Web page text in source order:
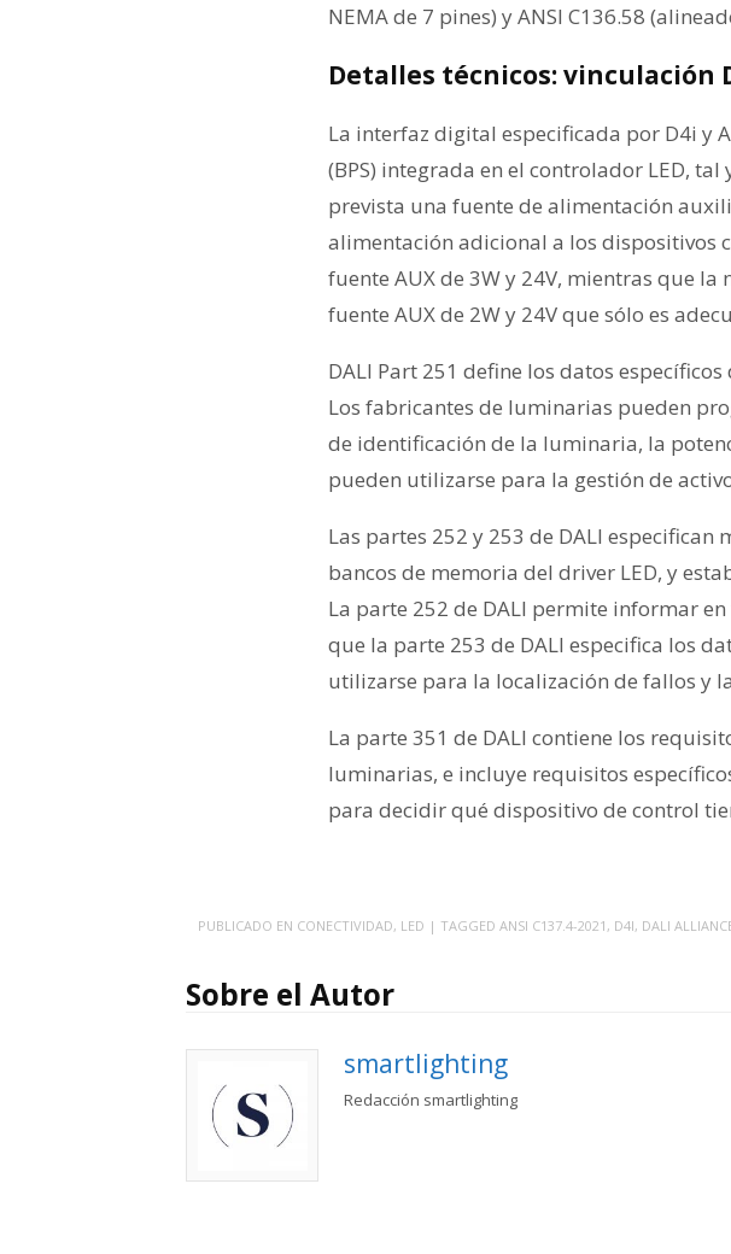
NEMA de 7 pines) y ANSI C136.58
Detalles técnicos: vinculación
La interfaz digital especificada por D4i y
(BPS) integrada en el controlador LED,
prevista una fuente de alimentación
alimentación adicional a los dispositivos
fuente AUX de 3W y 24V, mientras que
fuente AUX de 2W y 24V que sólo es
DALI Part 251 define los datos
Los fabricantes de luminarias pueden
de identificación de la luminaria, la
pueden utilizarse para la gestión de
Las partes 252 y 253 de DALI
bancos de memoria del driver LED, y
La parte 252 de DALI permite informar
que la parte 253 de DALI especifica los
utilizarse para la localización de fallos y
La parte 351 de DALI contiene los
luminarias, e incluye requisitos
para decidir qué dispositivo de control
PUBLICADO EN CONECTIVIDAD, LED | TAGGED ANSI C137.4-2021 , D4I, DALI
Sobre el Autor
smartlighting
Redacción smartlighting